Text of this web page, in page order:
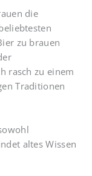
die
zu brauen
rasch zu einem
Traditionen
altes Wissen